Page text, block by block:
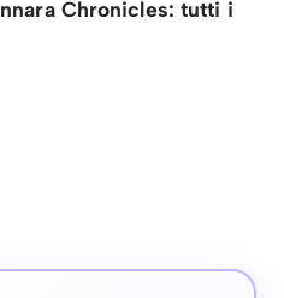
Chronicles: tutti i